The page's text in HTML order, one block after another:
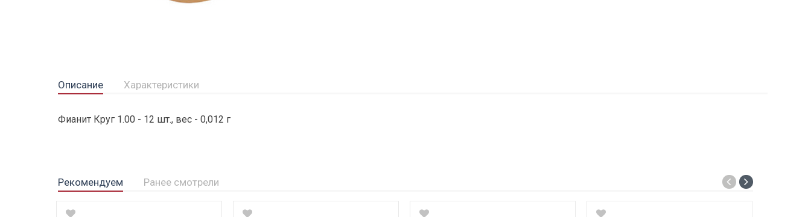
Описание Характеристики
Фианит Круг 1.00 - 12 шт., вес - 0,012 г
Рекомендуем Ранее смотрели